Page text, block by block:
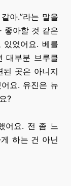
아.”라는 말을
좋아할 것 같은
있었어요. 베를
대부분 브루클
된 곳은 아니지
요. 유진은 뉴
?
어요. 전 좀 느
하는 건 아닌